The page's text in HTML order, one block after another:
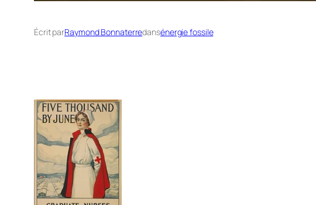
Écrit parRaymond Bonnaterredansénergie fossile